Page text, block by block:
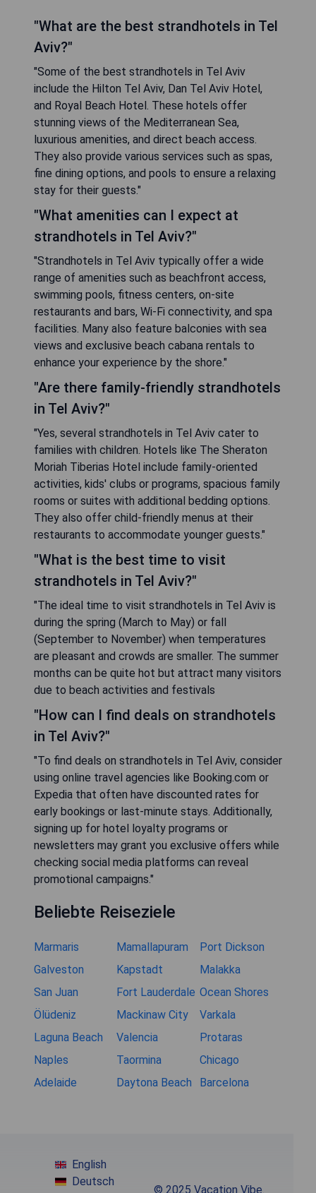
"What are the best strandhotels in Tel
Aviv?"
"Some of the best strandhotels in Tel Aviv
include the Hilton Tel Aviv, Dan Tel Aviv Hotel,
and Royal Beach Hotel. These hotels offer
stunning views of the Mediterranean Sea,
luxurious amenities, and direct beach access.
They also provide various services such as spas,
fine dining options, and pools to ensure a relaxing
stay for their guests."
"What amenities can I expect at
strandhotels in Tel Aviv?"
"Strandhotels in Tel Aviv typically offer a wide
range of amenities such as beachfront access,
swimming pools, fitness centers, on-site
restaurants and bars, Wi-Fi connectivity, and spa
facilities. Many also feature balconies with sea
views and exclusive beach cabana rentals to
enhance your experience by the shore."
"Are there family-friendly strandhotels
in Tel Aviv?"
"Yes, several strandhotels in Tel Aviv cater to
families with children. Hotels like The Sheraton
Moriah Tiberias Hotel include family-oriented
activities, kids' clubs or programs, spacious family
rooms or suites with additional bedding options.
They also offer child-friendly menus at their
restaurants to accommodate younger guests."
"What is the best time to visit
strandhotels in Tel Aviv?"
"The ideal time to visit strandhotels in Tel Aviv is
during the spring (March to May) or fall
(September to November) when temperatures
are pleasant and crowds are smaller. The summer
months can be quite hot but attract many visitors
due to beach activities and festivals
"How can I find deals on strandhotels
in Tel Aviv?"
"To find deals on strandhotels in Tel Aviv, consider
using online travel agencies like Booking.com or
Expedia that often have discounted rates for
early bookings or last-minute stays. Additionally,
signing up for hotel loyalty programs or
newsletters may grant you exclusive offers while
checking social media platforms can reveal
promotional campaigns."
Beliebte Reiseziele
Marmaris Mamallapuram
Port Dickson
Galveston
Kapstadt
Malakka
San Juan
Fort Lauderdale Ocean Shores
Ölüdeniz
Mackinaw City
Varkala
Laguna Beach
Valencia
Protaras
Naples
Taormina
Chicago
Adelaide
Daytona Beach Barcelona
English
Deutsch
© 2025 Vacation Vibe.